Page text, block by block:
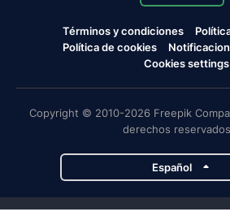
Términos y condiciones
Política de cookies
Cookies settings
Copyright © 2010-2026 Freepik
derechos
Español